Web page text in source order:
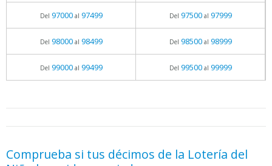
Del 97000al 97499 Del 97500al 97999
Del 98000al 98499 Del 98500al 98999
Del 99000al 99499 Del 99500al 99999
Comprueba si tus décimos de la Lotería del